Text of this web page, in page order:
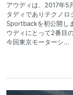
アウディは、2017年5
タディでありテクノ
Sportbackを初公開し
ウディにとって2番目
今回東京モーターシ...